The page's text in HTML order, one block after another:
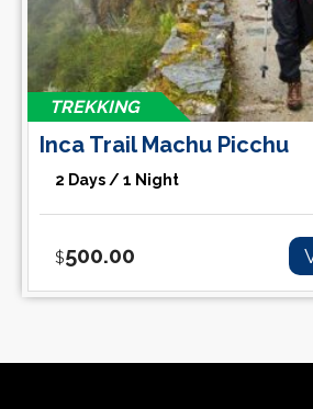
TREKKING
Inca Trail Machu Picchu
2 Days / 1 Night
$500.00